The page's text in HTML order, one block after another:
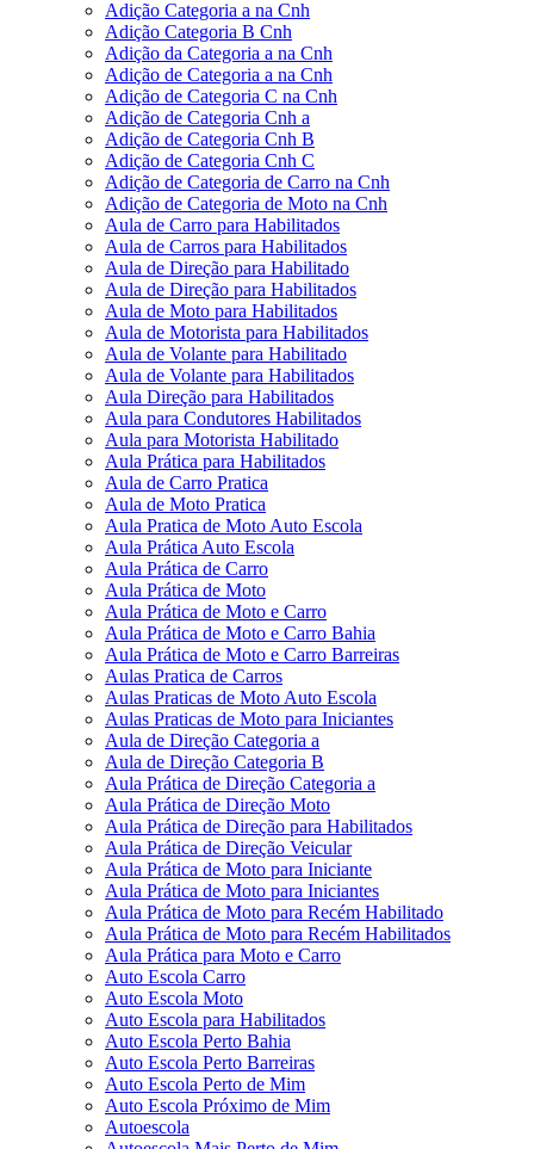
Adição Categoria a na Cnh
Adição Categoria B Cnh
Adição da Categoria a na Cnh
Adição de Categoria a na Cnh
Adição de Categoria C na Cnh
Adição de Categoria Cnh a
Adição de Categoria Cnh B
Adição de Categoria Cnh C
Adição de Categoria de Carro na Cnh
Adição de Categoria de Moto na Cnh
Aula de Carro para Habilitados
Aula de Carros para Habilitados
Aula de Direção para Habilitado
Aula de Direção para Habilitados
Aula de Moto para Habilitados
Aula de Motorista para Habilitados
Aula de Volante para Habilitado
Aula de Volante para Habilitados
Aula Direção para Habilitados
Aula para Condutores Habilitados
Aula para Motorista Habilitado
Aula Prática para Habilitados
Aula de Carro Pratica
Aula de Moto Pratica
Aula Pratica de Moto Auto Escola
Aula Prática Auto Escola
Aula Prática de Carro
Aula Prática de Moto
Aula Prática de Moto e Carro
Aula Prática de Moto e Carro Bahia
Aula Prática de Moto e Carro Barreiras
Aulas Pratica de Carros
Aulas Praticas de Moto Auto Escola
Aulas Praticas de Moto para Iniciantes
Aula de Direção Categoria a
Aula de Direção Categoria B
Aula Prática de Direção Categoria a
Aula Prática de Direção Moto
Aula Prática de Direção para Habilitados
Aula Prática de Direção Veicular
Aula Prática de Moto para Iniciante
Aula Prática de Moto para Iniciantes
Aula Prática de Moto para Recém Habilitado
Aula Prática de Moto para Recém Habilitados
Aula Prática para Moto e Carro
Auto Escola Carro
Auto Escola Moto
Auto Escola para Habilitados
Auto Escola Perto Bahia
Auto Escola Perto Barreiras
Auto Escola Perto de Mim
Auto Escola Próximo de Mim
Autoescola